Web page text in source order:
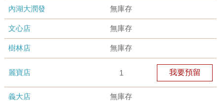
內湖大潤發 無庫存
文心店 無庫存
樹林店 無庫存
麗寶店 1 我要預留
義大店 無庫存